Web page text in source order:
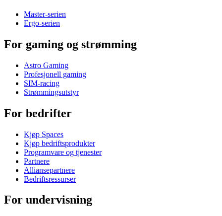
Master-serien
Ergo-serien
For gaming og strømming
Astro Gaming
Profesjonell gaming
SIM-racing
Strømmingsutstyr
For bedrifter
Kjøp Spaces
Kjøp bedriftsprodukter
Programvare og tjenester
Partnere
Alliansepartnere
Bedriftsressurser
For undervisning